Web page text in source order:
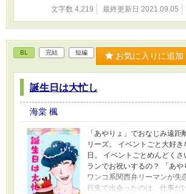
（涼司よりは上） 爬虫類顔
当、無気力無反応。 出不精
精。 美少年食いのゲイ。バリ
文字数 4,219 最終更新日 2021.09.05
BL 完結 短編 お気に入りに追加
誕生日は大忙し
海棠 楓
「あやりょ」でおなじみ遠距
リーズ。 イベントごと大好
日。 イベントごとめんどく
ランでお祝いするの？ 「あ
ワンコ系関西弁リーマンが失
行先で出会ったのは、仕事だ